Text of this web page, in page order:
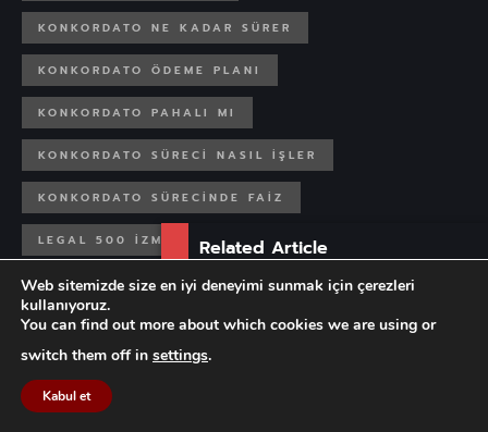
KONKORDATO NE KADAR SÜRER
KONKORDATO ÖDEME PLANI
KONKORDATO PAHALI MI
KONKORDATO SÜRECI NASIL IŞLER
KONKORDATO SÜRECINDE FAIZ
LEGAL 500 IZMIR
ŞAHIS KONKORDATO ŞARTLARI
ŞAHIS ŞIRKETI KONKORDATO ILAN EDEBILIR MI
ŞAHSI KONKORDATO ŞARTLARI
ŞAHSI KONKORDATO ŞARTLARI KONKORDATO
Related Article
Gebelik ve Doğum Sonrası
Web sitemizde size en iyi deneyimi sunmak için çerezleri
kullanıyoruz.
You can find out more about which cookies we are using or
switch them off in settings.
Kabul et